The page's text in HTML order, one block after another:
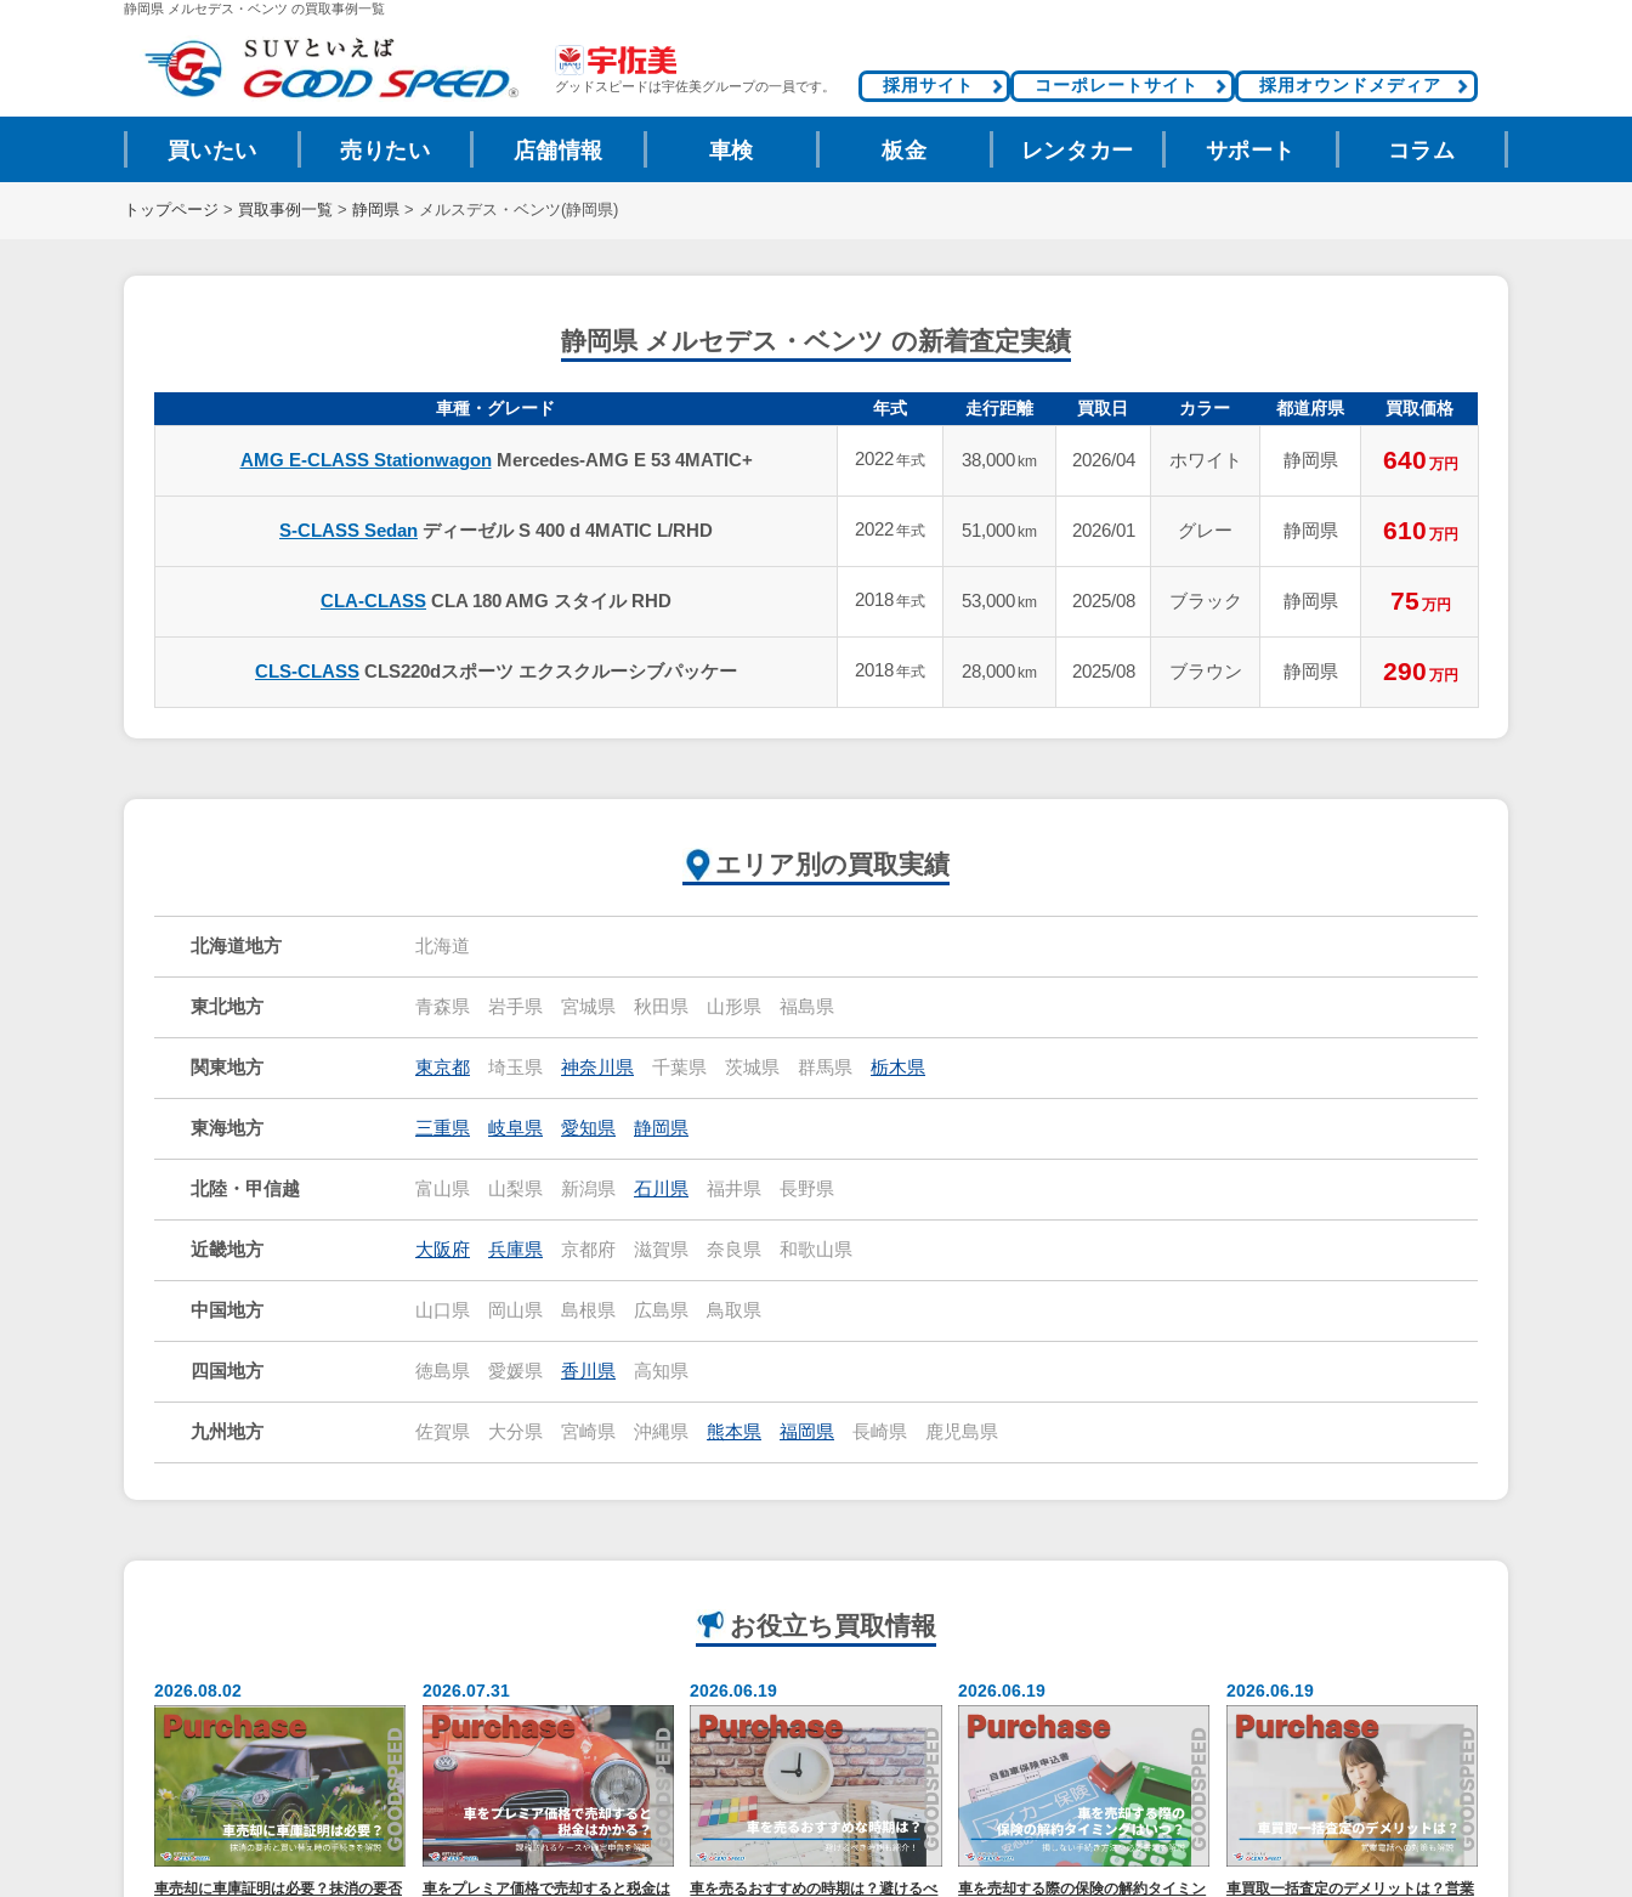
静岡県 メルセデス・ベンツ の買取事例一覧
グッドスピードは宇佐美グループの一員です。 採用サイト コーポレートサイト 採用オウンドメディア
買いたい 売りたい 店舗情報 車検 板金 レンタカー サポート コラム
トップページ > 買取事例一覧 > 静岡県 > メルスデス・ベンツ(静岡県)
静岡県 メルセデス・ベンツ の新着査定実績
車種・グレード 年式 走行距離 買取日 カラー 都道府県 買取価格
AMG E-CLASS StationwagonMercedes-AMG E 53 4MATIC+ 2022年式 38,000 km 2026/04 ホワイト 静岡県 640 万円
S-CLASS Sedan ディーゼル S 400 d 4MATIC L/RHD 2022年式 51,000 km 2026/01 グレー 静岡県 610 万円
CLA-CLASS CLA 180 AMG スタイル RHD 2018年式 53,000 km 2025/08 ブラック 静岡県 75 万円
CLS-CLASS CLS220dスポーツ エクスクルーシブパッケー 2018年式 28,000 km 2025/08 ブラウン 静岡県 290 万円
エリア別の買取実績
北海道地方 北海道
東北地方 青森県 岩手県 宮城県 秋田県 山形県 福島県
関東地方 東京都 埼玉県 神奈川県 千葉県 茨城県 群馬県 栃木県
東海地方 三重県 岐阜県 愛知県 静岡県
北陸・甲信越 富山県 山梨県 新潟県 石川県 福井県 長野県
近畿地方 大阪府 兵庫県 京都府 滋賀県 奈良県 和歌山県
中国地方 山口県 岡山県 島根県 広島県 鳥取県
四国地方 徳島県 愛媛県 香川県 高知県
九州地方 佐賀県 大分県 宮崎県 沖縄県 熊本県 福岡県 長崎県 鹿児島県
お役立ち 買取情報
2026.08.02
車売却に車庫証明は必要？抹消の要否
2026.07.31
車をプレミア価格で売却すると税金は
2026.06.19
車を売るおすすめの時期は？避けるべ
2026.06.19
車を売却する際の保険の解約タイミン
2026.06.19
車買取一括査定のデメリットは？営業